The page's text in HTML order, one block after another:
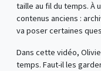
taille au fil du temps. À
contenus anciens :
va poser certaines
Dans cette vidéo,
temps. Faut-il les